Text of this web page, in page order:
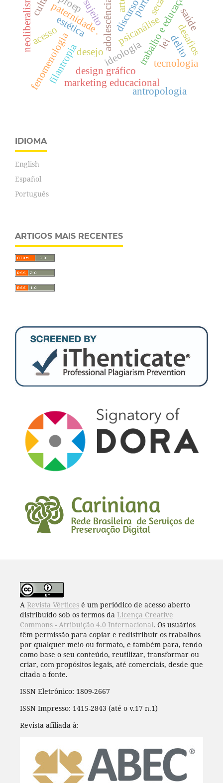
discurso
sujeito
ideologia
paternidadeadolescência
design gráfico
trabalho e educação
tecnologia
estética psicanáliseleidelito
desejo
fenomenologia .
marketing educacional
seca
arte
antropologia
acesso
saúde
filantropia
neoliberalismo desafios
IDIOMA
English
Español
Português
ARTIGOS MAIS RECENTES
A Revista Vérticesé um periódico de acesso aberto
distribuído sob os termos da Licença Creative
Commons - Atribuição 4.0 Internacional. Os usuários
têm permissão para copiar e redistribuir os trabalhos
por qualquer meio ou formato, e também para, tendo
como base o seu conteúdo, reutilizar, transformar ou
criar, com propósitos legais, até comerciais, desde que
citada a fonte.
ISSN Eletrônico: 1809-2667
ISSN Impresso: 1415-2843 (até o v.17 n.1)
Revista afiliada à: